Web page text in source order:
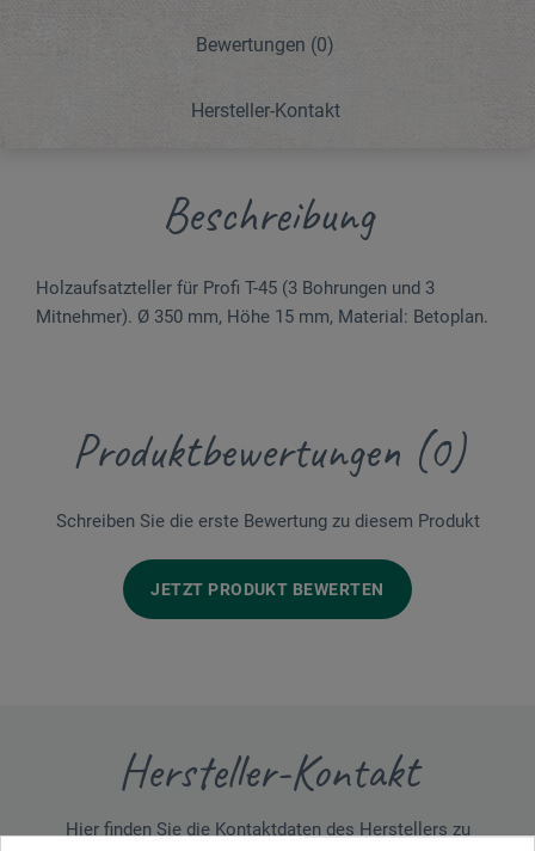
Bewertungen (0)
Hersteller-Kontakt
Beschreibung
Holzaufsatzteller für Profi T-45 (3 Bohrungen und 3
Mitnehmer). Ø 350 mm, Höhe 15 mm, Material: Betoplan.
Produktbewertungen (0)
Schreiben Sie die erste Bewertung zu diesem Produkt
JETZT PRODUKT BEWERTEN
Hersteller-Kontakt
Hier finden Sie die Kontaktdaten des Herstellers zu